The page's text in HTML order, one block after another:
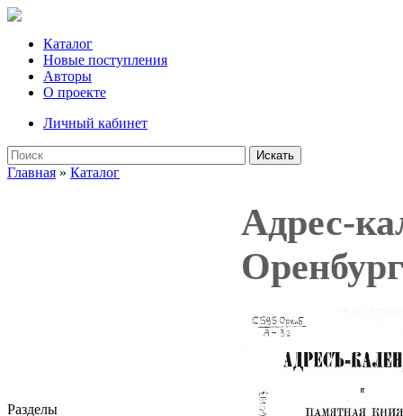
Каталог
Новые поступления
Авторы
О проекте
Личный кабинет
Искать
Главная » Каталог
Разделы
Адрес-